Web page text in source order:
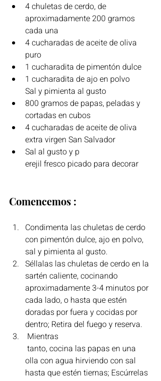
4 chuletas de cerdo, de
aproximadamente 200 gramos
cada una
4 cucharadas de aceite de oliva
puro
1 cucharadita de pimentón dulce
1 cucharadita de ajo en polvo
Sal y pimienta al gusto
800 gramos de papas, peladas y
cortadas en cubos
4 cucharadas de aceite de oliva
extra virgen San Salvador
Sal al gusto y p
erejil fresco picado para decorar
Comencemos :
Condimenta las chuletas de cerdo
con pimentón dulce, ajo en polvo,
sal y pimienta al gusto.
Séllalas las chuletas de cerdo en la
sartén caliente, cocinando
aproximadamente 3-4 minutos por
cada lado, o hasta que estén
doradas por fuera y cocidas por
dentro; Retira del fuego y reserva.
Mientras
olla con agua hirviendo con sal
hasta que estén tiernas; Escúrrelas